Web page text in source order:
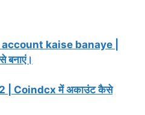
kaise banaye |
बनाएं।
| Coindcx में अकाउंट कैसे